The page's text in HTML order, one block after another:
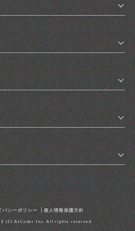
(C) AtCoder Inc. All rights reserved.
バシーポリシー 個人情報保護方針